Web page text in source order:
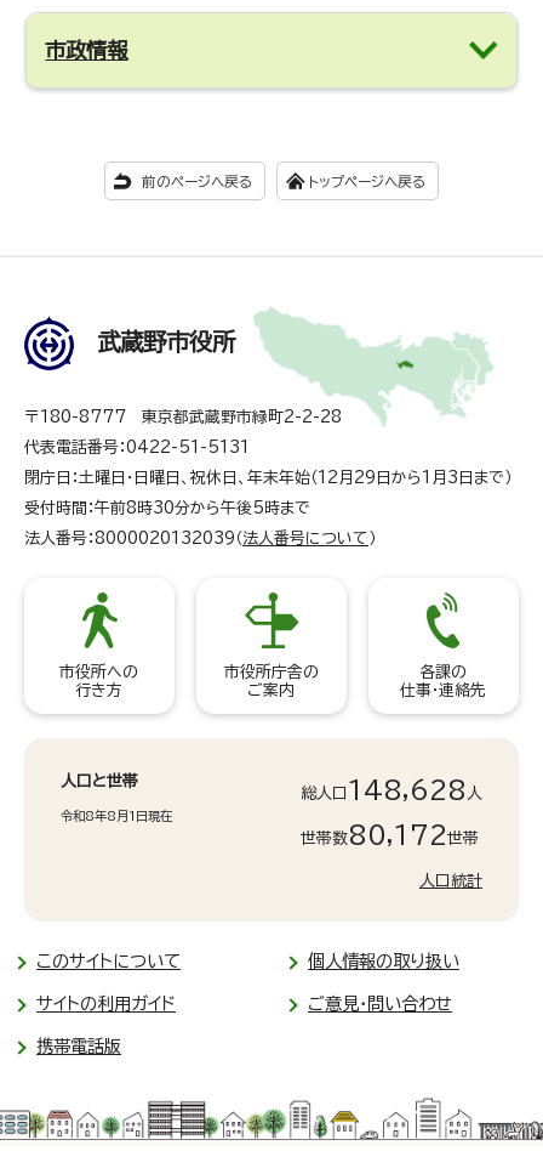
市政情報
前のページへ戻る トップページへ戻る
武蔵野市役所
〒180-8777 東京都武蔵野市緑町2-2-28
代表電話番号：0422-51-5131
閉庁日：土曜日・日曜日、祝休日、年末年始（12月29日から1月3日まで）
受付時間：午前8時30分から午後5時まで
法人番号：8000020132039（ 法人番号について ）
市役所への
行き方
市役所庁舎の
ご案内
各課の
仕事・連絡先
人口と世帯
令和8年8月1日現在
総人口 148,628 人
世帯数80,172世帯
人口統計
このサイトについて 個人情報の取り扱い
サイトの利用ガイド ご意見・問い合わせ
携帯電話版